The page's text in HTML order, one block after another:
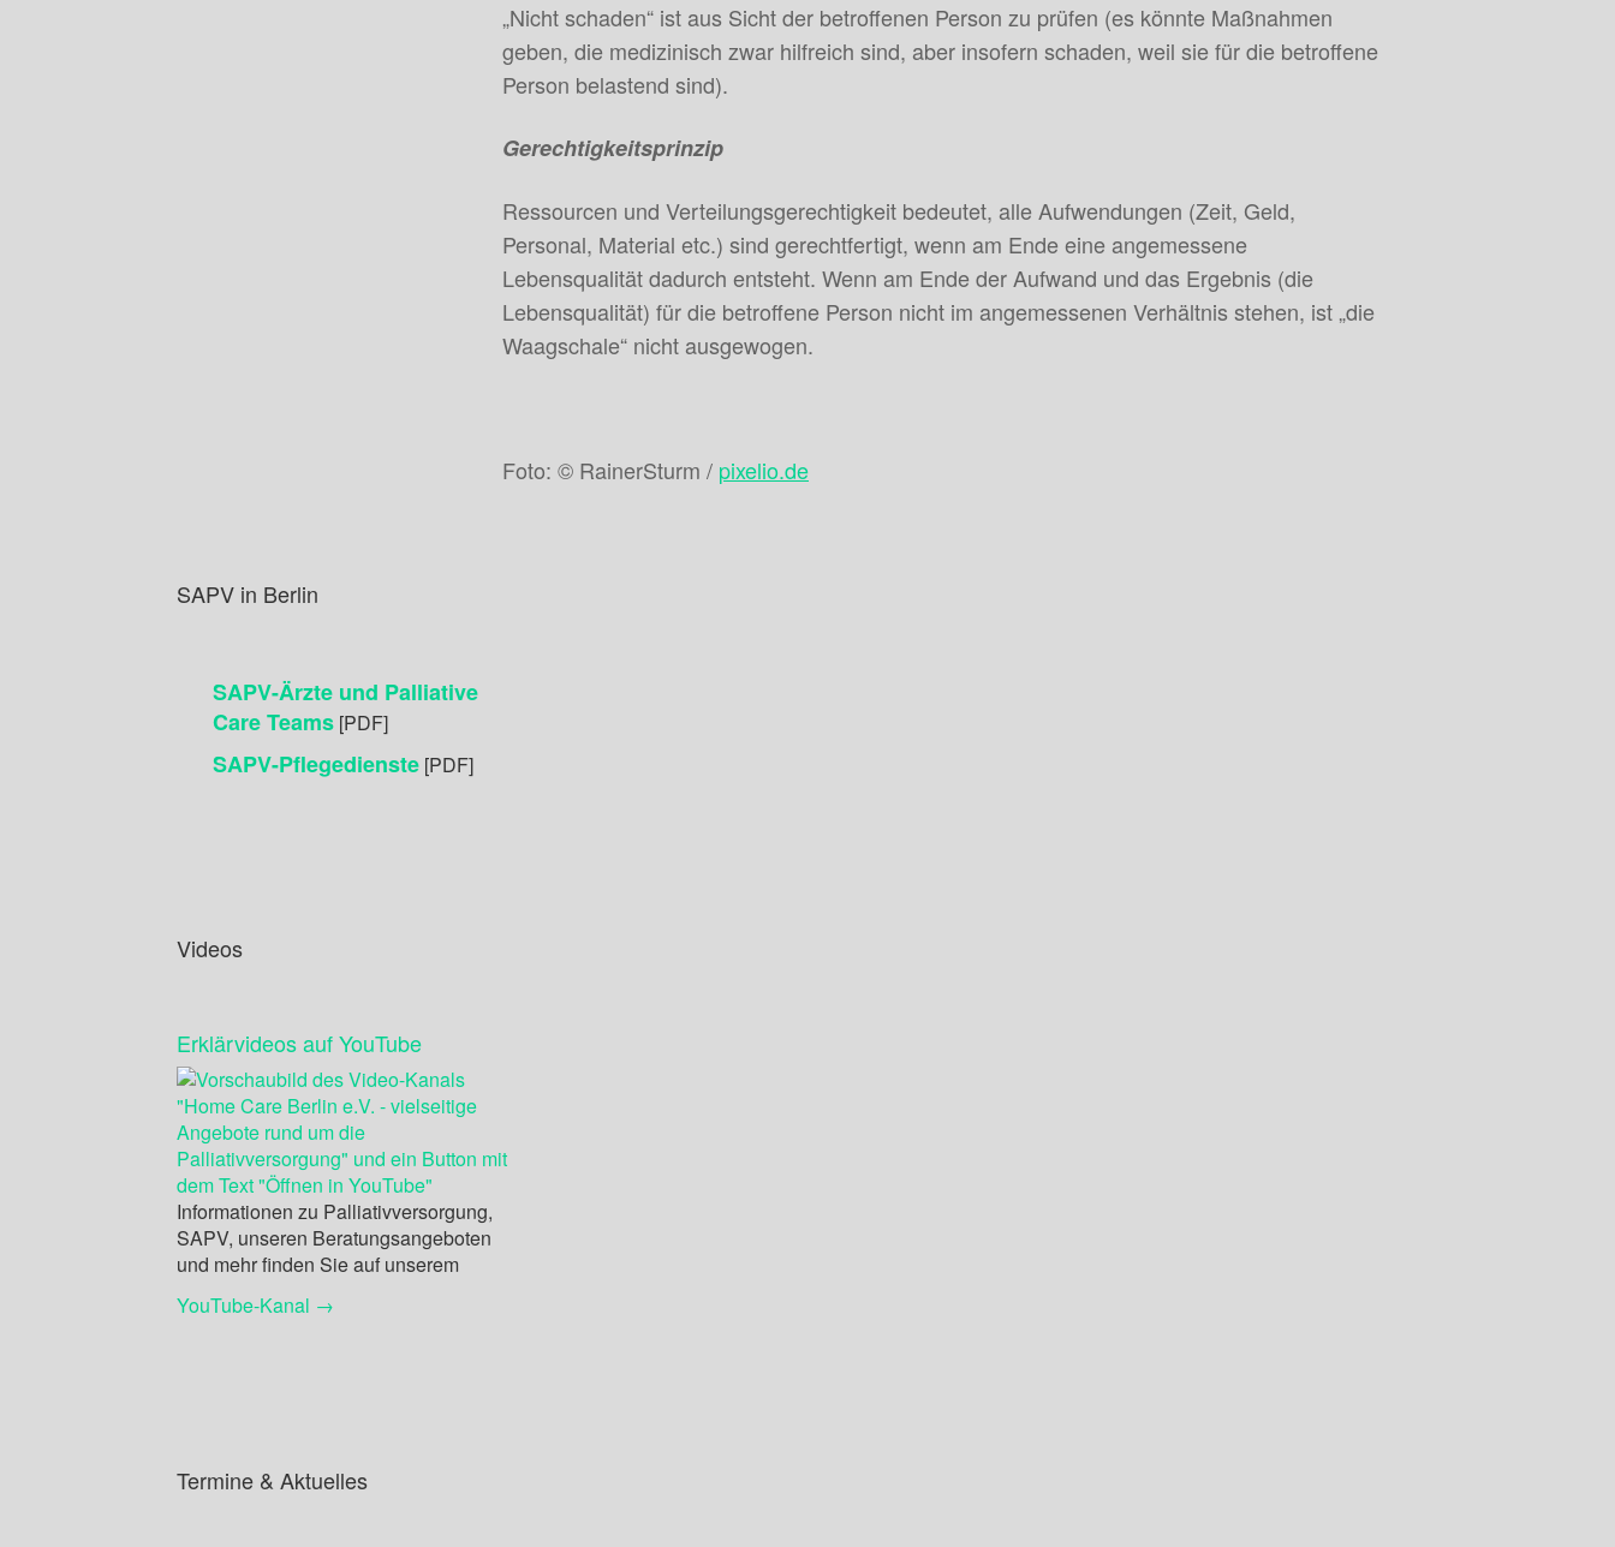
„Nicht schaden“ ist aus Sicht der betroffenen Person zu prüfen (es könnte Maßnahmen
geben, die medizinisch zwar hilfreich sind, aber insofern schaden, weil sie für die betroffene
Person belastend sind).
Gerechtigkeitsprinzip
Ressourcen und Verteilungsgerechtigkeit bedeutet, alle Aufwendungen (Zeit, Geld,
Personal, Material etc.) sind gerechtfertigt, wenn am Ende eine angemessene
Lebensqualität dadurch entsteht. Wenn am Ende der Aufwand und das Ergebnis (die
Lebensqualität) für die betroffene Person nicht im angemessenen Verhältnis stehen, ist „die
Waagschale“ nicht ausgewogen.
Foto: © RainerSturm / pixelio.de
SAPV in Berlin
SAPV-Ärzte und Palliative
Care Teams [PDF]
SAPV-Pflegedienste [PDF]
Videos
Erklärvideos auf YouTube
Informationen zu Palliativversorgung,
SAPV, unseren Beratungsangeboten
und mehr finden Sie auf unserem
YouTube-Kanal →
Termine & Aktuelles